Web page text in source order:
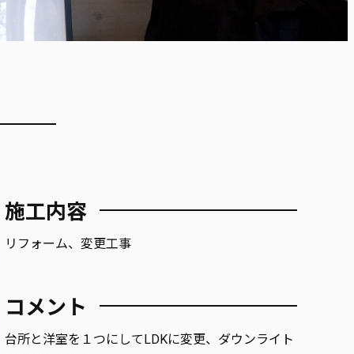
施工内容
リフォーム、変更工事
コメント
台所と洋室を１つにしてLDKに変更、ダウンライト